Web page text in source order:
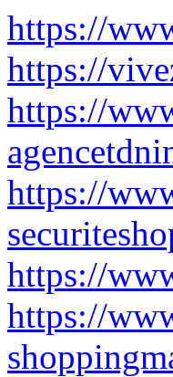
https://
https://
https://
https://
https://
https://